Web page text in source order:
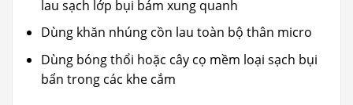
lau sạch lớp bụi bám xung quanh
Dùng khăn nhúng cồn lau toàn bộ thân micro
Dùng bóng thổi hoặc cây cọ mềm loại sạch bụi
bẩn trong các khe cắm